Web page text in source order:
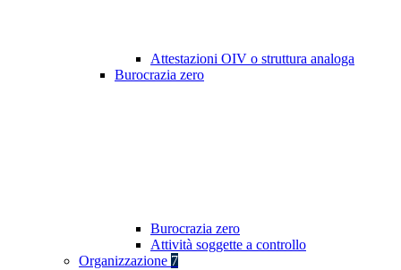
Attestazioni OIV o struttura analoga
Burocrazia zero
Burocrazia zero
Attività soggette a controllo
Organizzazione 7